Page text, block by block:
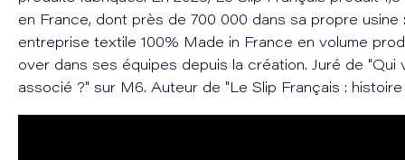
en France, dont près de 700 000 dans sa propre usine
entreprise textile 100% Made in France en volume
over dans ses équipes depuis la création. Juré de "Qui
associé ?" sur M6. Auteur de "Le Slip Français : histoire